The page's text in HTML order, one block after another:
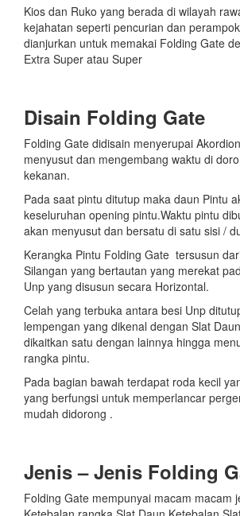
Kios dan Ruko yang berada di wilayah
kejahatan seperti pencurian dan
dianjurkan untuk memakai Folding Gate
Extra Super atau Super
Disain Folding Gate
Folding Gate didisain menyerupai
menyusut dan mengembang waktu di
kekanan.
Pada saat pintu ditutup maka daun Pintu
keseluruhan opening pintu.Waktu pintu
akan menyusut dan bersatu di satu sisi /
Kerangka Pintu Folding Gate tersusun
Silangan yang bertautan yang merekat
Unp yang disusun secara Horizontal.
Celah yang terbuka antara besi Unp
lempengan yang dikenal dengan Slat
dikaitkan satu dengan lainnya hingga
rangka pintu.
Pada bagian bawah terdapat roda kecil
yang berfungsi untuk memperlancar
mudah didorong .
Jenis – Jenis Folding
Folding Gate mempunyai macam macam